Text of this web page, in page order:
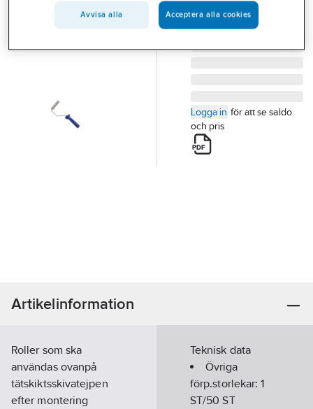
Artikelnummer:
Lev. artikelnr: 100
Logga in för att se saldo
och pris
Artikelinformation
Roller som ska
användas ovanpå
tätskiktsskivatejpen
efter montering
Teknisk data
Övriga
förp.storlekar:1
ST/50 ST
Avvisa alla Acceptera alla cookies